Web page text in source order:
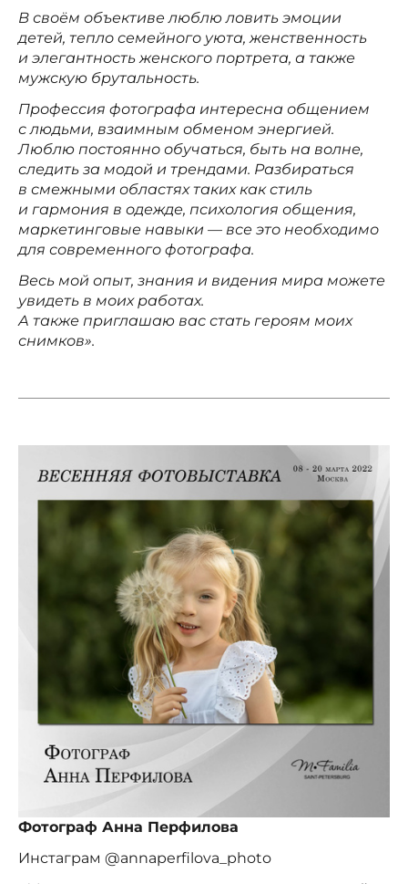
В своём объективе люблю ловить эмоции
детей, тепло семейного уюта, женственность
и элегантность женского портрета, а также
мужскую брутальность.
Профессия фотографа интересна общением
с людьми, взаимным обменом энергией.
Люблю постоянно обучаться, быть на волне,
следить за модой и трендами. Разбираться
в смежными областях таких как стиль
и гармония в одежде, психология общения,
маркетинговые навыки — все это необходимо
для современного фотографа.
Весь мой опыт, знания и видения мира можете
увидеть в моих работах.
А также приглашаю вас стать героям моих
снимков».
Фотограф Анна Перфилова
Инстаграм @annaperfilova_photo